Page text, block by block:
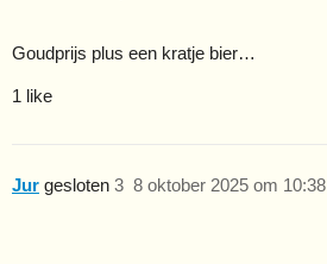
Goudprijs plus een kratje bier…
1 like
Jur gesloten 8 oktober 2025 om 10:38
3